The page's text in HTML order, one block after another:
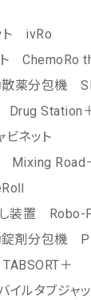
ト ivRo
ChemoRo
薬分包機
Station＋
ネット
Road
装置 Robo-
剤分包機
＋
ルタブジャ